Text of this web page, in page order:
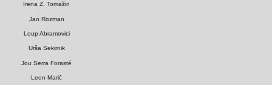
Irena Z. Tomažin
Jan Rozman
Loup Abramovici
Urša Sekirnik
Jou Serra Forasté
Leon Marič